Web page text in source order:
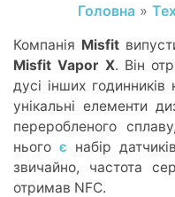
Головна »
Компанія Misfit
Misfit Vapor X. Він
дусі інших
унікальні елементи
переробленого
нього є набір
звичайно, частота
отримав NFC.